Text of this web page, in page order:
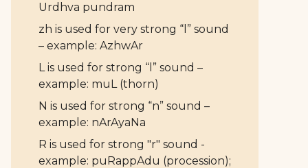
Urdhva pundram
zh is used for very strong “l” sound
– example: AzhwAr
L is used for strong “l” sound –
example: muL (thorn)
N is used for strong “n” sound –
example: nArAyaNa
R is used for strong "r" sound -
example: puRappAdu (procession);